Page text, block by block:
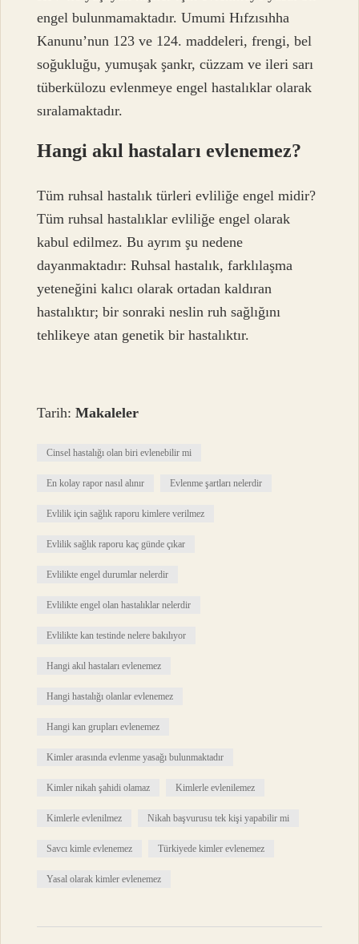
engel bulunmamaktadır. Umumi Hıfzısıhha
Kanunu’nun 123 ve 124. maddeleri, frengi, bel
soğukluğu, yumuşak şankr, cüzzam ve ileri sarı
tüberkülozu evlenmeye engel hastalıklar olarak
sıralamaktadır.
Hangi akıl hastaları evlenemez?
Tüm ruhsal hastalık türleri evliliğe engel midir?
Tüm ruhsal hastalıklar evliliğe engel olarak
kabul edilmez. Bu ayrım şu nedene
dayanmaktadır: Ruhsal hastalık, farklılaşma
yeteneğini kalıcı olarak ortadan kaldıran
hastalıktır; bir sonraki neslin ruh sağlığını
tehlikeye atan genetik bir hastalıktır.
Tarih:Makaleler
Cinsel hastalığı olan biri evlenebilir mi
En kolay rapor nasıl alınır Evlenme şartları nelerdir
Evlilik için sağlık raporu kimlere verilmez
Evlilik sağlık raporu kaç günde çıkar
Evlilikte engel durumlar nelerdir
Evlilikte engel olan hastalıklar nelerdir
Evlilikte kan testinde nelere bakılıyor
Hangi akıl hastaları evlenemez
Hangi hastalığı olanlar evlenemez
Hangi kan grupları evlenemez
Kimler arasında evlenme yasağı bulunmaktadır
Kimler nikah şahidi olamaz Kimlerle evlenilemez
Kimlerle evlenilmez Nikah başvurusu tek kişi yapabilir mi
Savcı kimle evlenemez Türkiyede kimler evlenemez
Yasal olarak kimler evlenemez